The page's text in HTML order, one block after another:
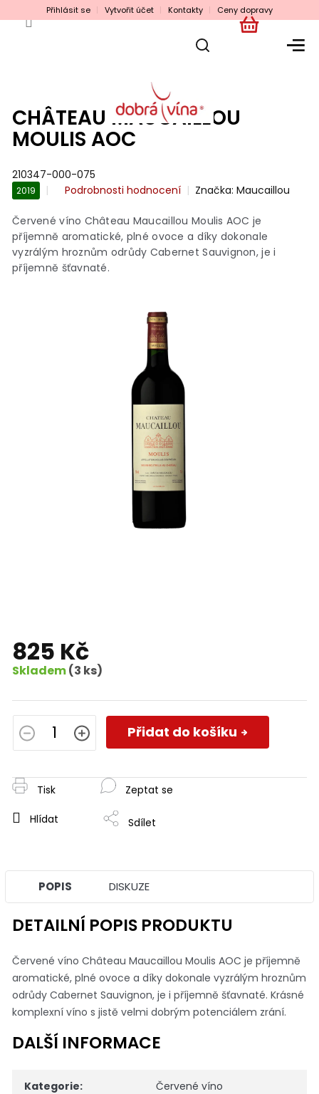
na
Přihlásit se Vytvořit účet Kontakty Ceny dopravy
NÁKUPNÍ
CHÂTEAU MAUCAILLOU
MOULIS AOC
210347-000-075
2019
Průměrné
produktu
0,0
z
5
Podrobnosti hodnocení Značka: Maucaillou
Červené víno Château Maucaillou Moulis AOC je
příjemně aromatické, plné ovoce a díky dokonale
vyzrálým hroznům odrůdy Cabernet Sauvignon, je i
příjemně šťavnaté.
825 Kč
Skladem(3 ks)
Měrná
cena:
Přidat do košíku
Tisk Zeptat se
Hlídat Sdílet
POPIS DISKUZE
DETAILNÍ POPIS PRODUKTU
Červené víno Château Maucaillou Moulis AOC je příjemně
aromatické, plné ovoce a díky dokonale vyzrálým hroznům
odrůdy Cabernet Sauvignon, je i příjemně šťavnaté. Krásné
komplexní víno s jistě velmi dobrým potenciálem zrání.
DALŠÍ INFORMACE
Kategorie: Červené víno